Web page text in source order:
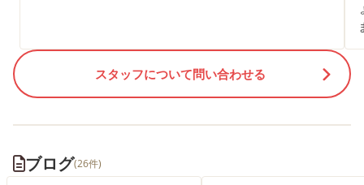
スタッフについて問い合わせる
ブログ(26件)